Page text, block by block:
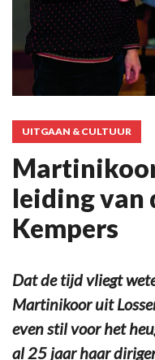
UITGAAN & CULTUUR
leiding van
Kempers
Dat de tijd vliegt
Martinikoor uit
even stil voor het
al 25 jaar haar